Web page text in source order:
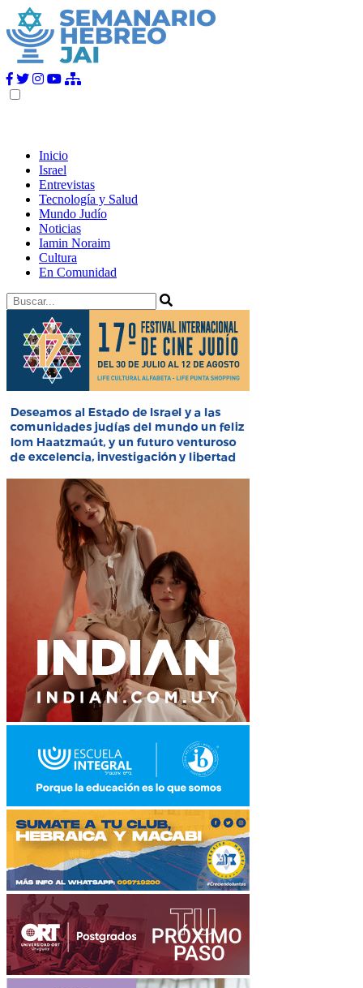
Inicio
Israel
Entrevistas
Tecnología y Salud
Mundo Judío
Noticias
Iamin Noraim
Cultura
En Comunidad